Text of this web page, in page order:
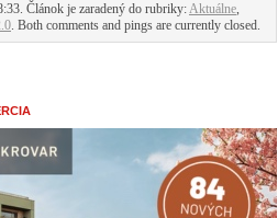
Článok je zaradený do rubriky:Aktuálne,
. Both comments and pings are currently closed.